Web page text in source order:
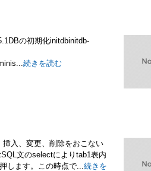
の初期化initdbinitdb-
続きを読む
入、変更、削除をおこない
文のselectによりtab1表内
します。この時点で...続きを